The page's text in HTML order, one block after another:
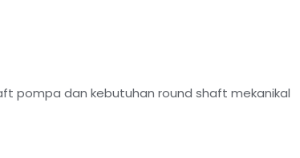
pompa dan kebutuhan round shaft mekanikal